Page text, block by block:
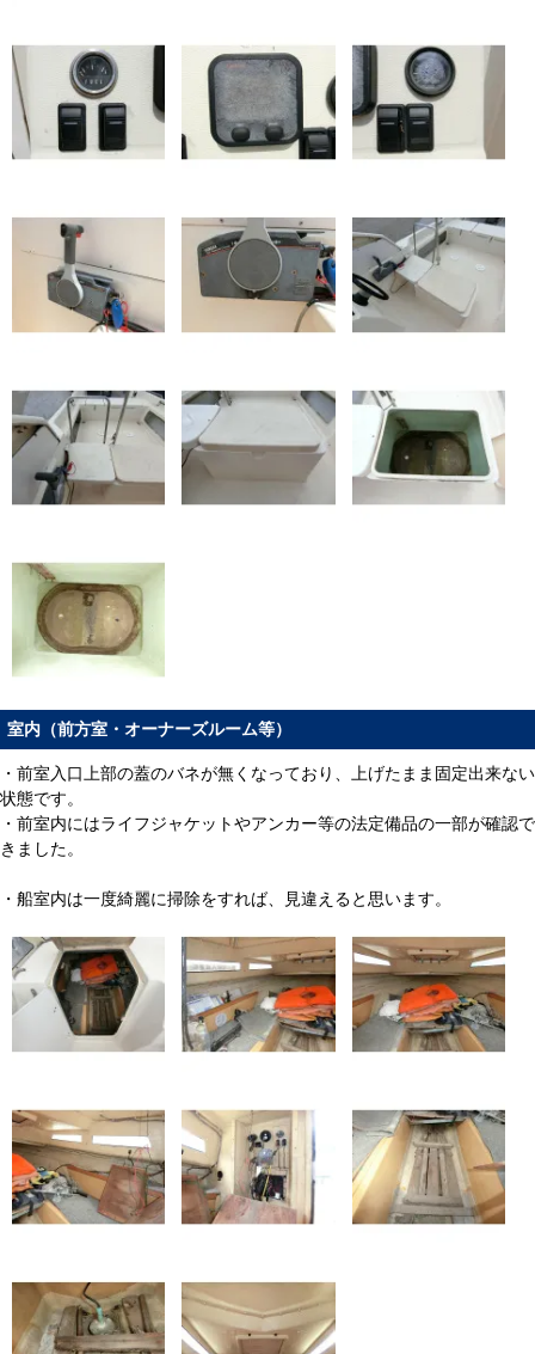
室内（前方室・オーナーズルーム等）
・前室入口上部の蓋のバネが無くなっており、上げたまま固定出来ない
状態です。
・前室内にはライフジャケットやアンカー等の法定備品の一部が確認で
きました。
・船室内は一度綺麗に掃除をすれば、見違えると思います。